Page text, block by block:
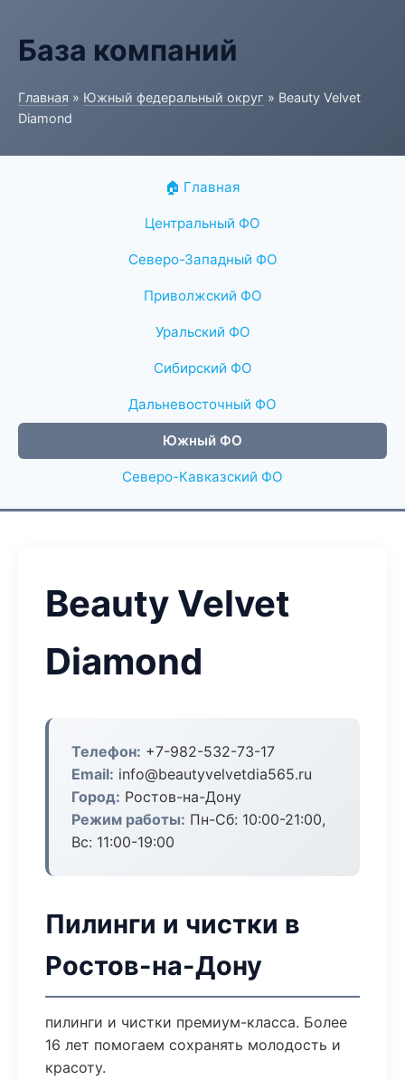
База компаний
Главная » Южный федеральный округ » Beauty Velvet
Diamond
🏠 Главная
Центральный ФО
Северо-Западный ФО
Приволжский ФО
Уральский ФО
Сибирский ФО
Дальневосточный ФО
Южный ФО
Северо-Кавказский ФО
Beauty Velvet
Diamond
Телефон: +7-982-532-73-17
Email: info@beautyvelvetdia565.ru
Город: Ростов-на-Дону
Режим работы: Пн-Сб: 10:00-21:00,
Вс: 11:00-19:00
Пилинги и чистки в
Ростов-на-Дону
пилинги и чистки премиум-класса. Более
16 лет помогаем сохранять молодость и
красоту.